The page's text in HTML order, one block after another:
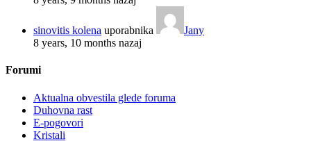
sinovitis kolena uporabnika
Jany
8 years, 10 months nazaj
Forumi
Aktualna obvestila glede foruma
Duhovna rast
E-pogovori
Kristali